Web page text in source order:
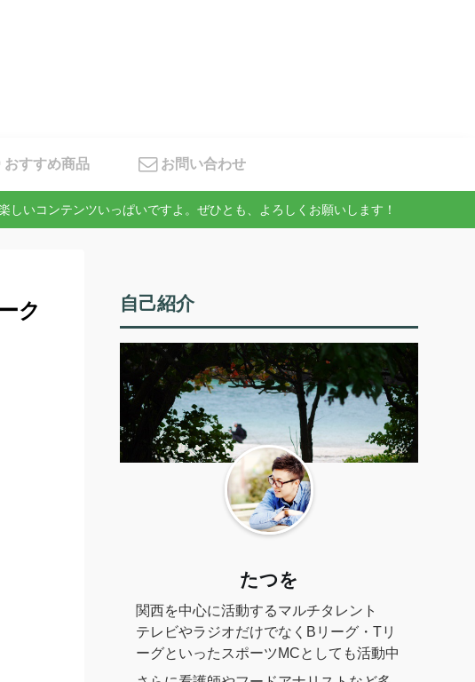
おすすめ商品 お問い合わせ
いコンテンツいっぱいですよ。ぜひとも、よろしくお願いします！
ク
自己紹介
たつを
関西を中心に活動するマルチタレント
テレビやラジオだけでなくBリーグ・Tリ
ーグといったスポーツMCとしても活動中